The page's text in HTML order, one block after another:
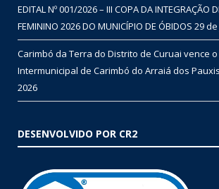
EDITAL Nº 001/2026 – III COPA DA INTEGRAÇÃO
FEMININO 2026 DO MUNICÍPIO DE ÓBIDOS 29
Carimbó da Terra do Distrito de Curuai vence o
Intermunicipal de Carimbó do Arraiá dos Pauxis
2026
DESENVOLVIDO POR CR2